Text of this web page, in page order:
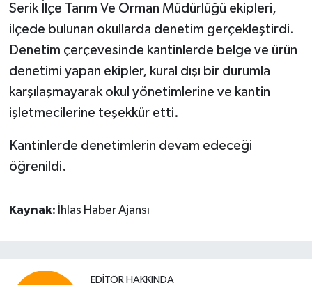
Serik İlçe Tarım Ve Orman Müdürlüğü ekipleri,
ilçede bulunan okullarda denetim gerçekleştirdi.
Denetim çerçevesinde kantinlerde belge ve ürün
denetimi yapan ekipler, kural dışı bir durumla
karşılaşmayarak okul yönetimlerine ve kantin
işletmecilerine teşekkür etti.
Kantinlerde denetimlerin devam edeceği
öğrenildi.
Kaynak: İhlas Haber Ajansı
EDITÖR HAKKINDA